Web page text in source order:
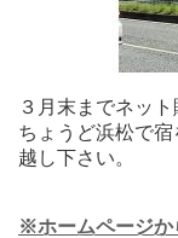
３月末までネット
ちょうど浜松で
越し下さい。
※ホームページか